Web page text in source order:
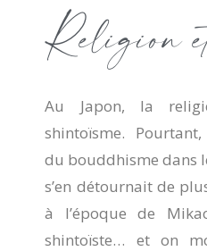
Religion
Au Japon, la
shintoïsme.
du bouddhisme dans
s’en détournait de
à l’époque de
shintoïste… et on